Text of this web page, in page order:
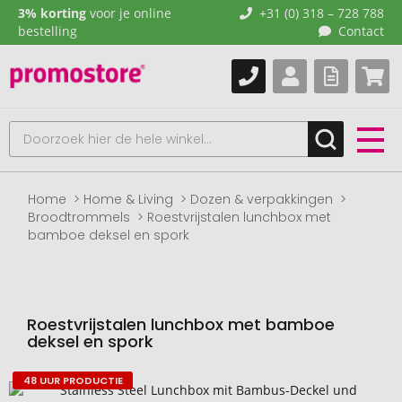
3% korting voor je online
bestelling
+31 (0) 318 – 728 788
Contact
Home Home & Living
Dozen & verpakkingen
Broodtrommels
Roestvrijstalen lunchbox met
bamboe deksel en spork
Roestvrijstalen lunchbox met bamboe
deksel en spork
Naar
48 UUR PRODUCTIE